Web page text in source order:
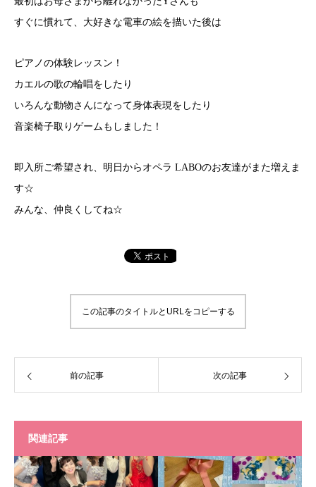
すぐに慣れて、大好きな電車の絵を描いた後は
ピアノの体験レッスン！
カエルの歌の輪唱をしたり
いろんな動物さんになって身体表現をしたり
音楽椅子取りゲームもしました！
即入所ご希望され、明日からオペラ LABOのお友達がまた増えま
す☆
みんな、仲良くしてね☆
この記事のタイトルとURLをコピーする
前の記事 次の記事
関連記事